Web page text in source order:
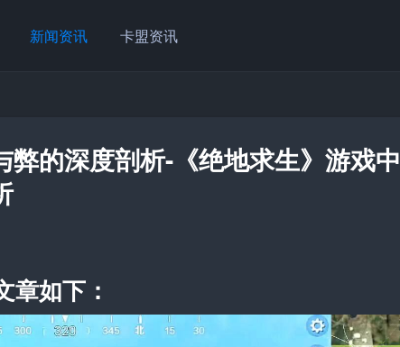
新闻资讯 卡盟资讯
弊的深度剖析-《绝地求生》游戏中
章如下：